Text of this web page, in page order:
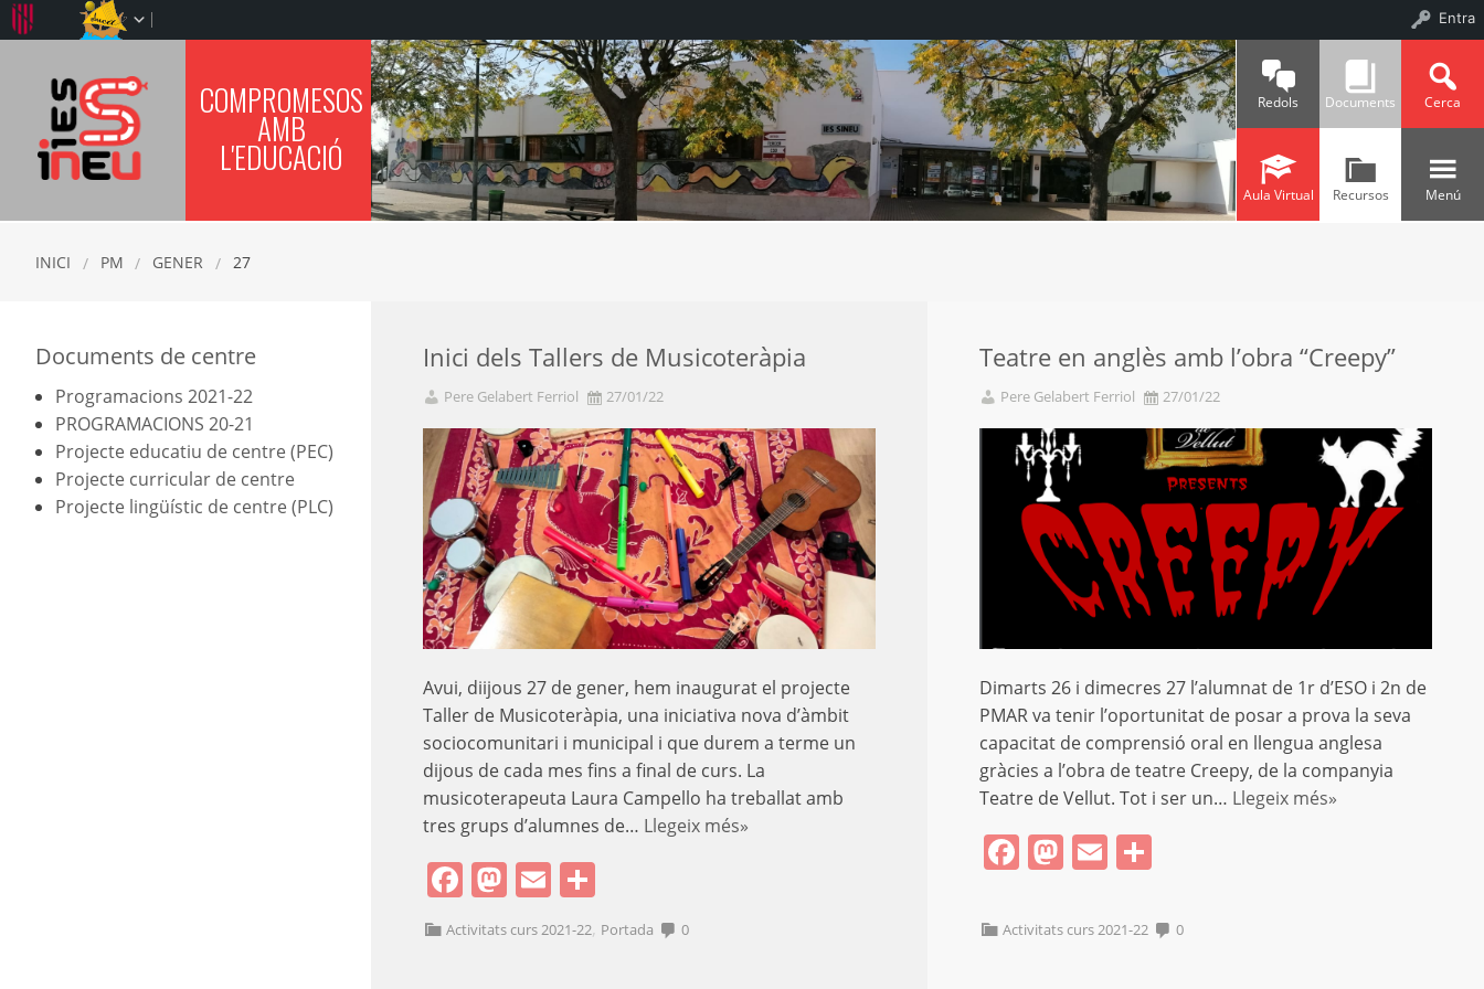
IES SINEU
COMPROMESOS
AMB
L'EDUCACIÓ
Redols Documents Cerca
Aula Virtual Recursos Menú
INICI PM GENER 27
Inici dels Tallers de Musicoteràpia
Pere Gelabert Ferriol 27/01/22
Avui, diijous 27 de gener, hem inaugurat el projecte
Taller de Musicoteràpia, una iniciativa nova d’àmbit
sociocomunitari i municipal i que durem a terme un
dijous de cada mes fins a final de curs. La
musicoterapeuta Laura Campello ha treballat amb
tres grups d’alumnes de… Llegeix més»
Facebook
Mastodon
Email
Activitats curs 2021-22, Portada 0
Teatre en anglès amb l’obra “Creepy”
Pere Gelabert Ferriol 27/01/22
Dimarts 26 i dimecres 27 l’alumnat de 1r d’ESO i 2n de
PMAR va tenir l’oportunitat de posar a prova la seva
capacitat de comprensió oral en llengua anglesa
gràcies a l’obra de teatre Creepy, de la companyia
Teatre de Vellut. Tot i ser un… Llegeix més»
Facebook
Mastodon
Email
Activitats curs 2021-22 0
Documents de centre
Programacions 2021-22
PROGRAMACIONS 20-21
Projecte educatiu de centre (PEC)
Projecte curricular de centre
Projecte lingüístic de centre (PLC)
Entra